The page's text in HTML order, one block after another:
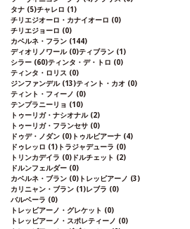
タナ (5)チャレロ (1)
チリエジオーロ・カナイオーロ (0)
チリエジョーロ (0)
カベルネ・フラン (144)
ディオリノワール (0)ティブラン (1)
シラー (60)ティンタ・デ・トロ (0)
ティンタ・ロリス (0)
ジンファンデル (13)ティント・カオ (0)
ティント・フィーノ (0)
テンプラニーリョ (10)
トゥーリガ・ナシオナル (2)
トゥーリガ・フランセサ (0)
ドゥデ・ノダン (0)トゥルビアーナ (4)
ドゥレッロ (1)トラジャデューラ (0)
トリンカデイラ (0)ドルチェット (2)
ドルンフェルダー (0)
カベルネ・ブラン (0)トレッビアーノ (3)
カリニャン・ブラン (1)レブラ (0)
バルベーラ (0)
トレッビアーノ・グレケット (0)
トレッビアーノ・スポレティーノ (0)